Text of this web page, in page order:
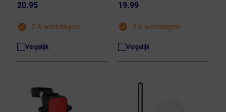
20.95
2-6 werkdagen
Vergelijk
19.99
2-6 werkdagen
Vergelijk